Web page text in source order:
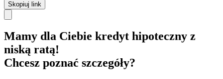
Skopiuj link
Mamy dla Ciebie kredyt hipoteczny z
niską ratą!
Chcesz poznać szczegóły?